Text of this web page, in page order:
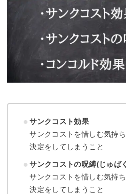
サンクコスト効果
サンクコストを惜しむ気持
決定をしてしまうこと
サンクコストの呪縛(じゅば
サンクコストを惜しむ気持
決定をしてしまうこと